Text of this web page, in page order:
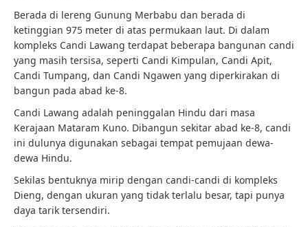
Berada di lereng Gunung Merbabu dan berada di
ketinggian 975 meter di atas permukaan laut. Di dalam
kompleks Candi Lawang terdapat beberapa bangunan candi
yang masih tersisa, seperti Candi Kimpulan, Candi Apit,
Candi Tumpang, dan Candi Ngawen yang diperkirakan di
bangun pada abad ke-8.
Candi Lawang adalah peninggalan Hindu dari masa
Kerajaan Mataram Kuno. Dibangun sekitar abad ke-8, candi
ini dulunya digunakan sebagai tempat pemujaan dewa-
dewa Hindu.
Sekilas bentuknya mirip dengan candi-candi di kompleks
Dieng, dengan ukuran yang tidak terlalu besar, tapi punya
daya tarik tersendiri.